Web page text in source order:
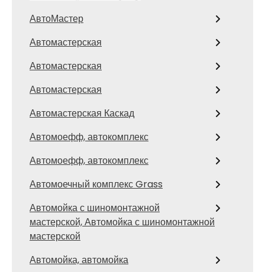
АвтоМастер
Автомастерская
Автомастерская
Автомастерская
Автомастерская Каскад
Автомоефф, автокомплекс
Автомоефф, автокомплекс
Автомоечный комплекс Grass
Автомойка с шиномонтажной
мастерской, Автомойка с шиномонтажной
мастерской
Автомойка, автомойка